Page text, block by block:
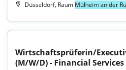
Düsseldorf, Raum Mülheim an der
Wirtschaftsprüferin/
(M/W/D) - Financial